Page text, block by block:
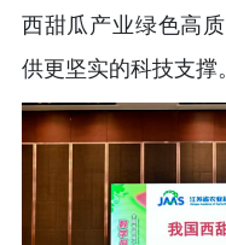
西甜瓜产业绿色高
供更坚实的科技支撑。